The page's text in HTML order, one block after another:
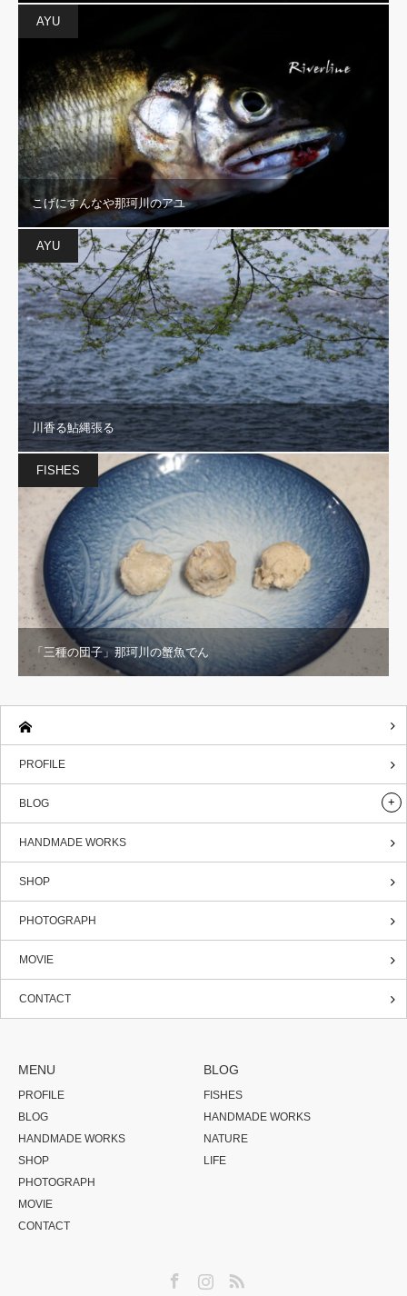
AYU
こげにすんなや那珂川のアユ
AYU
川香る鮎縄張る
FISHES
「三種の団子」那珂川の蟹魚でん
PROFILE
BLOG
HANDMADE WORKS
SHOP
PHOTOGRAPH
MOVIE
CONTACT
MENU
PROFILE
BLOG
HANDMADE WORKS
SHOP
PHOTOGRAPH
MOVIE
CONTACT
BLOG
FISHES
HANDMADE WORKS
NATURE
LIFE